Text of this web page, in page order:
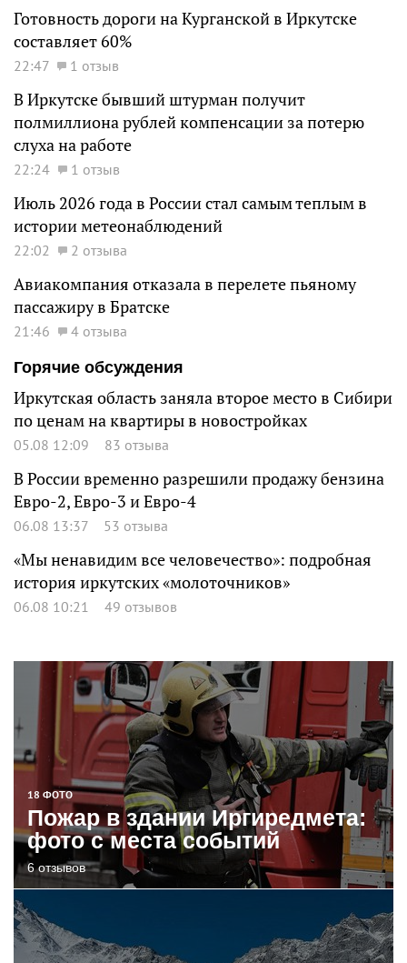
Готовность дороги на Курганской в Иркутске
составляет 60%
22:47 1 отзыв
В Иркутске бывший штурман получит
полмиллиона рублей компенсации за потерю
слуха на работе
22:24 1 отзыв
Июль 2026 года в России стал самым теплым в
истории метеонаблюдений
22:02 2 отзыва
Авиакомпания отказала в перелете пьяному
пассажиру в Братске
21:46
4 отзыва
Горячие обсуждения
Иркутская область заняла второе место в Сибири
по ценам на квартиры в новостройках
05.08 12:09 83 отзыва
В России временно разрешили продажу бензина
Евро-2, Евро-3 и Евро-4
06.08 13:37 53 отзыва
«Мы ненавидим все человечество»: подробная
история иркутских «молоточников»
06.08 10:21 49 отзывов
18 ФОТО
Пожар в здании Иргиредмета:
фото с места событий
6 отзывов